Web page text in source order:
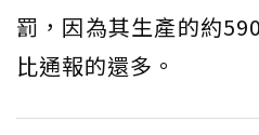
罰，因為其生產的約
比通報的還多。